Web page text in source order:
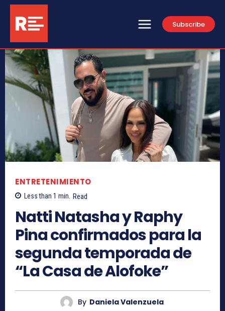
Subscribe
ENTRETENIMIENTO
Less than 1 min. Read
Natti Natasha y Raphy
Pina confirmados para la
segunda temporada de
“La Casa de Alofoke”
By Daniela Valenzuela